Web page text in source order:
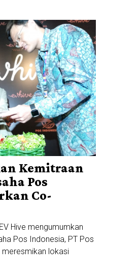
Kemitraan
Pos
Co-
Hive mengumumkan
Pos Indonesia, PT Pos
lokasi